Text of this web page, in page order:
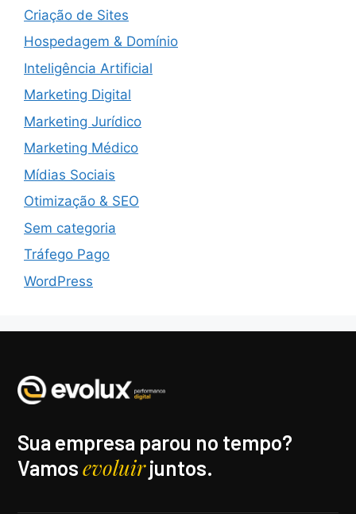
Criação de Sites
Hospedagem & Domínio
Inteligência Artificial
Marketing Digital
Marketing Jurídico
Marketing Médico
Mídias Sociais
Otimização & SEO
Sem categoria
Tráfego Pago
WordPress
Sua empresa parou no tempo?
Vamosevoluirjuntos.